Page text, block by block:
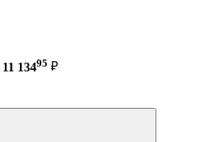
11 13495 ₽